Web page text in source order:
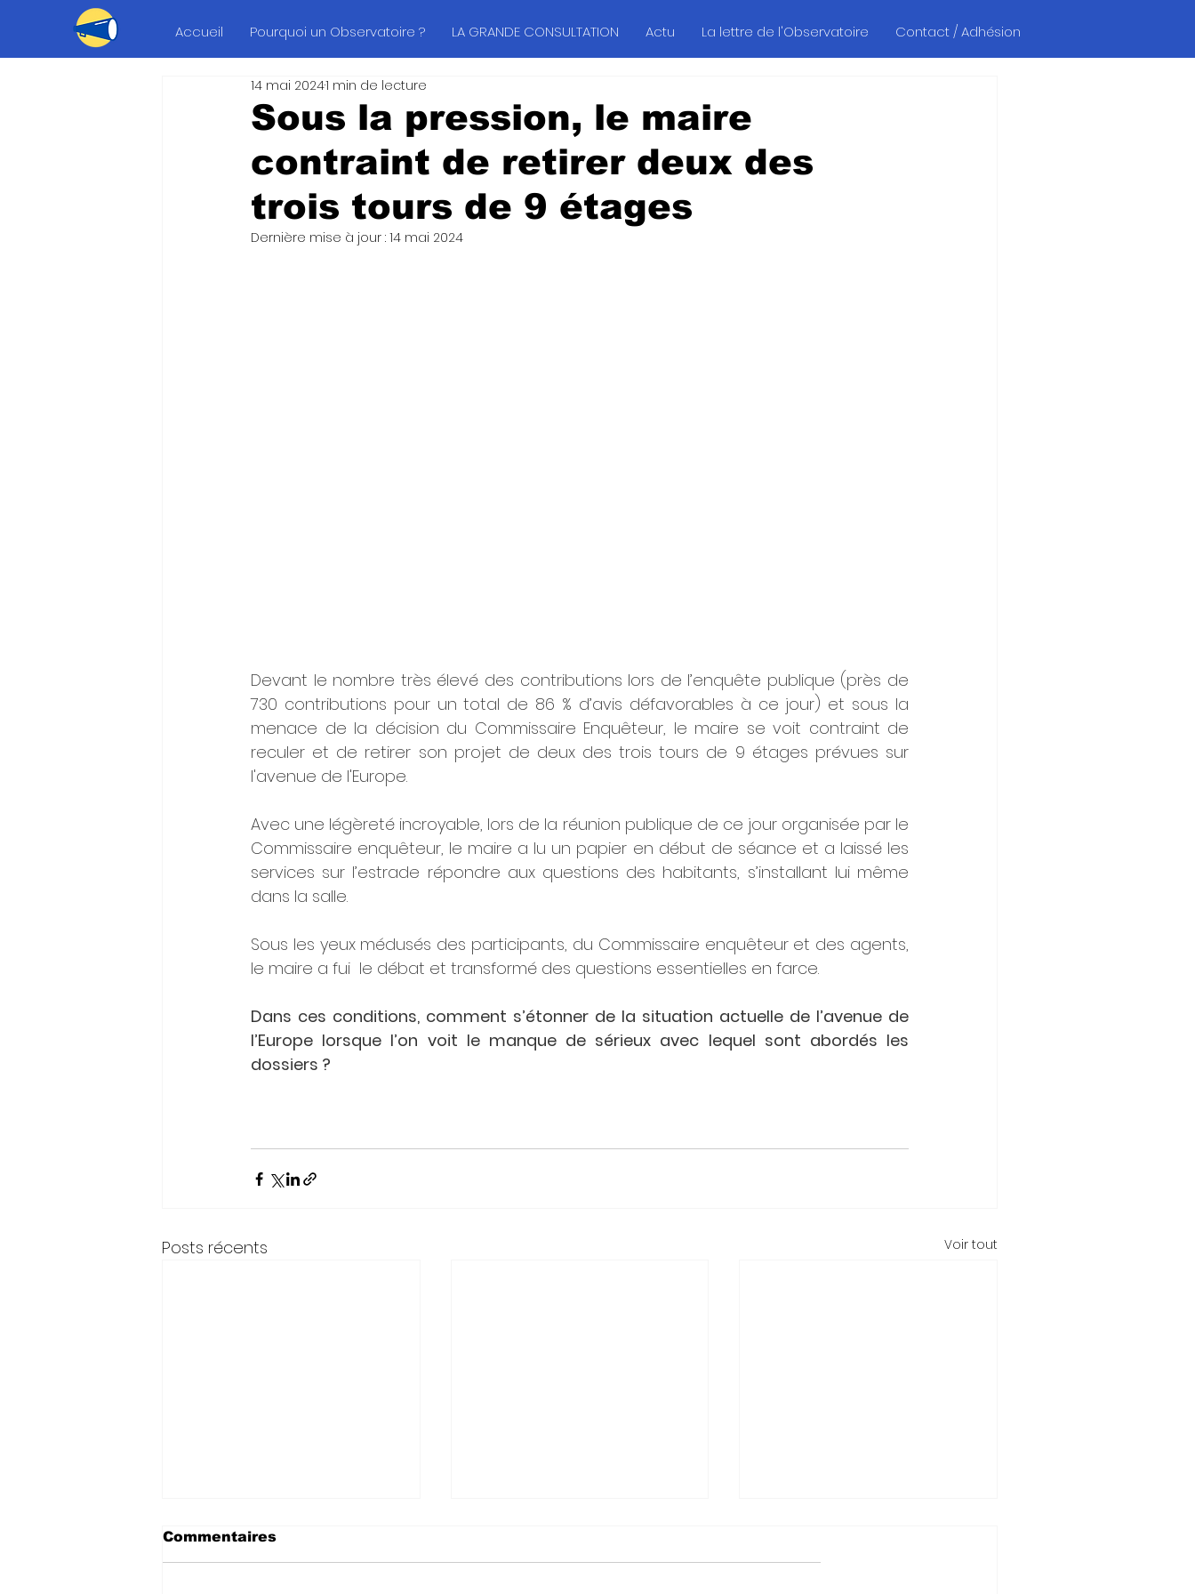
Accueil Pourquoi un Observatoire ? LA GRANDE CONSULTATION Actu La lettre de l'Observatoire Contact / Adhésion
Sous la pression, le maire
contraint de retirer deux des
trois tours de 9 étages
14 mai 20241 min de lecture
Dernière mise à jour : 14 mai 2024
Devant le nombre très élevé des contributions lors de l’enquête publique (près de
730 contributions pour un total de 86 % d’avis défavorables à ce jour) et sous la
menace de la décision du Commissaire Enquêteur, le maire se voit contraint de
reculer et de retirer son projet de deux des trois tours de 9 étages prévues sur
l'avenue de l'Europe.
Avec une légèreté incroyable, lors de la réunion publique de ce jour organisée par le
Commissaire enquêteur, le maire a lu un papier en début de séance et a laissé les
services sur l’estrade répondre aux questions des habitants, s’installant lui même
dans la salle.
Sous les yeux médusés des participants, du Commissaire enquêteur et des agents,
le maire a fui  le débat et transformé des questions essentielles en farce.
Dans ces conditions, comment s’étonner de la situation actuelle de l’avenue de
l’Europe lorsque l’on voit le manque de sérieux avec lequel sont abordés les
dossiers ?
Posts récents Voir tout
Commentaires